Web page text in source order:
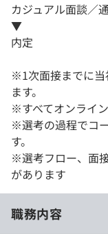
カジュアル面談／
▼
内定
※1次面接までに当
ます。
※すべてオンライ
※選考の過程でコ
す。
※選考フロー、面
があります
職務内容